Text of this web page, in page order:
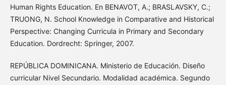
Human Rights Education. En BENAVOT, A.; BRASLAVSKY, C.;
TRUONG, N. School Knowledge in Comparative and Historical
Perspective: Changing Curricula in Primary and Secondary
Education. Dordrecht: Springer, 2007.
REPÚBLICA DOMINICANA. Ministerio de Educación. Diseño
curricular Nivel Secundario. Modalidad académica. Segundo